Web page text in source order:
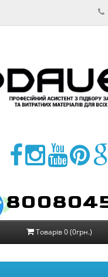
Товарів 0 (0грн.)